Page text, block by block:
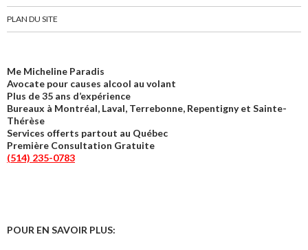
PLAN DU SITE
Me Micheline Paradis
Avocate pour causes alcool au volant
Plus de 35 ans d’expérience
Bureaux à Montréal, Laval, Terrebonne, Repentigny et Sainte-
Thérèse
Services offerts partout au Québec
Première Consultation Gratuite
(514) 235-0783
POUR EN SAVOIR PLUS: